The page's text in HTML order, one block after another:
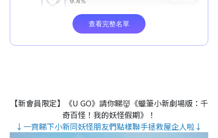
【新會員限定】《U GO》請你睇👹《蠟筆小新劇場版：千
奇百怪！我的妖怪假期》！
↓一齊睇下小新同妖怪朋友們點樣聯手拯救屋企人啦↓